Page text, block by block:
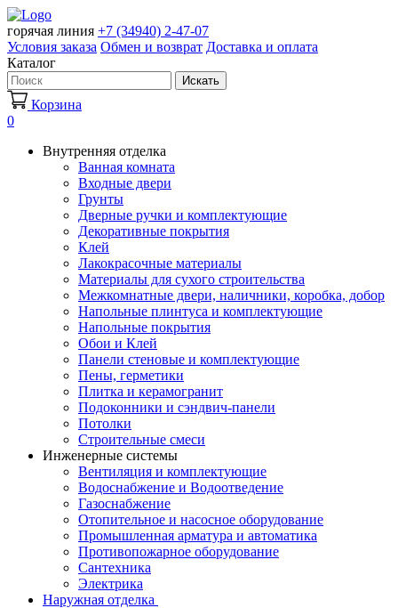
горячая линия +7 (34940) 2-47-07
Условия заказа Обмен и возврат Доставка и оплата
Каталог
Искать
Корзина
0
Внутренняя отделка
Ванная комната
Входные двери
Грунты
Дверные ручки и комплектующие
Декоративные покрытия
Клей
Лакокрасочные материалы
Материалы для сухого строительства
Межкомнатные двери, наличники, коробка, добор
Напольные плинтуса и комплектующие
Напольные покрытия
Обои и Клей
Панели стеновые и комплектующие
Пены, герметики
Плитка и керамогранит
Подоконники и сэндвич-панели
Потолки
Строительные смеси
Инженерные системы
Вентиляция и комплектующие
Водоснабжение и Водоотведение
Газоснабжение
Отопительное и насосное оборудование
Промышленная арматура и автоматика
Противопожарное оборудование
Сантехника
Электрика
Наружная отделка